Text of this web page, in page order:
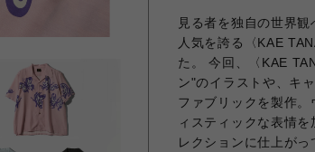
見る者を独自の世界
人気を誇る〈KAE
た。 今回、〈KAE
ン"のイラストや、キ
ファブリックを製作
ィスティックな表情
レクションに仕上がっ